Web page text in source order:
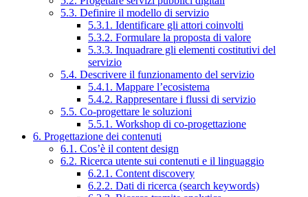
5.3. Definire il modello di servizio
5.3.1. Identificare gli attori coinvolti
5.3.2. Formulare la proposta di valore
5.3.3. Inquadrare gli elementi costitutivi del
servizio
5.4. Descrivere il funzionamento del servizio
5.4.1. Mappare l’ecosistema
5.4.2. Rappresentare i flussi di servizio
5.5. Co-progettare le soluzioni
5.5.1. Workshop di co-progettazione
6. Progettazione dei contenuti
6.1. Cos’è il content design
6.2. Ricerca utente sui contenuti e il linguaggio
6.2.1. Content discovery
6.2.2. Dati di ricerca (search keywords)